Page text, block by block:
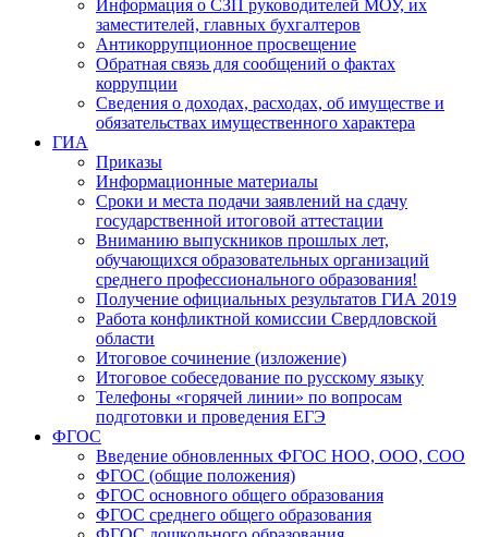
Информация о СЗП руководителей МОУ, их
заместителей, главных бухгалтеров
Антикоррупционное просвещение
Обратная связь для сообщений о фактах
коррупции
Сведения о доходах, расходах, об имуществе и
обязательствах имущественного характера
ГИА
Приказы
Информационные материалы
Сроки и места подачи заявлений на сдачу
государственной итоговой аттестации
Вниманию выпускников прошлых лет,
обучающихся образовательных организаций
среднего профессионального образования!
Получение официальных результатов ГИА 2019
Работа конфликтной комиссии Свердловской
области
Итоговое сочинение (изложение)
Итоговое собеседование по русскому языку
Телефоны «горячей линии» по вопросам
подготовки и проведения ЕГЭ
ФГОС
Введение обновленных ФГОС НОО, ООО, СОО
ФГОС (общие положения)
ФГОС основного общего образования
ФГОС среднего общего образования